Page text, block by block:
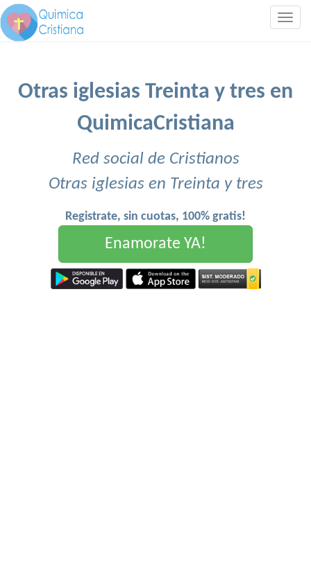
Otras iglesias Treinta y tres en
QuimicaCristiana
Red social de Cristianos
Otras iglesias en Treinta y tres
Registrate, sin cuotas, 100% gratis!
Enamorate YA!